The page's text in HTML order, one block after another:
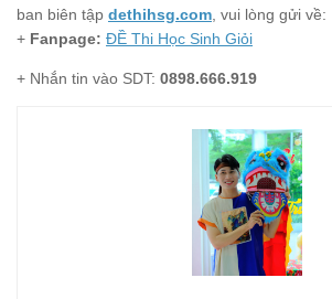
ban biên tập dethihsg.com , vui lòng gửi về:
+ Fanpage: ĐỀ Thi Học Sinh Giỏi
+ Nhắn tin vào SDT: 0898.666.919